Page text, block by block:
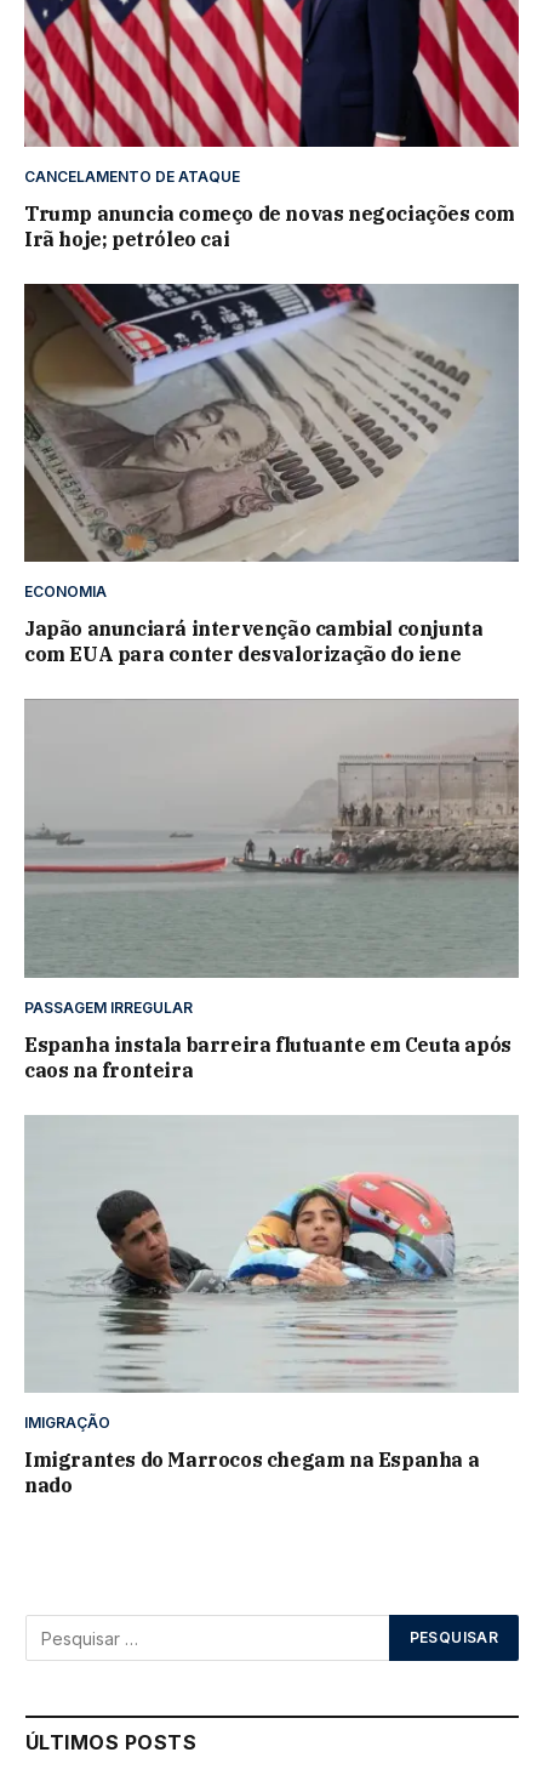
CANCELAMENTO DE ATAQUE
Trump anuncia começo de novas negociações com
Irã hoje; petróleo cai
ECONOMIA
Japão anunciará intervenção cambial conjunta
com EUA para conter desvalorização do iene
PASSAGEM IRREGULAR
Espanha instala barreira flutuante em Ceuta após
caos na fronteira
IMIGRAÇÃO
Imigrantes do Marrocos chegam na Espanha a
nado
ÚLTIMOS POSTS